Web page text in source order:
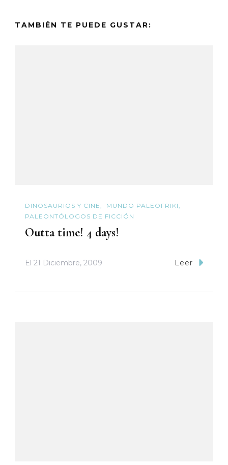
TAMBIÉN TE PUEDE GUSTAR:
DINOSAURIOS Y CINE
MUNDO PALEOFRIKI
PALEONTÓLOGOS DE FICCIÓN
Outta time! 4 days!
El 21 Diciembre, 2009 Leer